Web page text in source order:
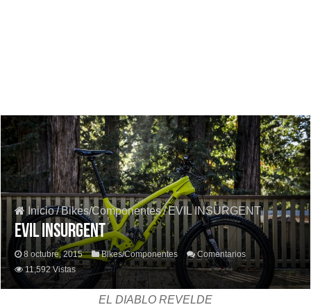
Inicio/Bikes/Componentes/EVIL INSURGENT
EVIL INSURGENT
8 octubre, 2015 Bikes/Componentes
Comentarios
11,592 Vistas
EL DIABLO REVELDE